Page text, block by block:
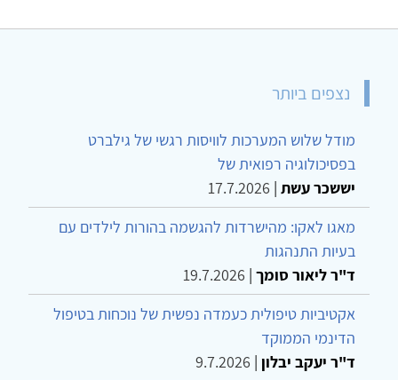
נצפים ביותר
מודל שלוש המערכות לוויסות רגשי של גילברט
בפסיכולוגיה רפואית של
יששכר עשת |
17.7.2026
מאגו לאקו: מהישרדות להגשמה בהורות לילדים עם
בעיות התנהגות
ד"ר ליאור סומך |
19.7.2026
אקטיביות טיפולית כעמדה נפשית של נוכחות בטיפול
הדינמי הממוקד
ד"ר יעקב יבלון |
9.7.2026